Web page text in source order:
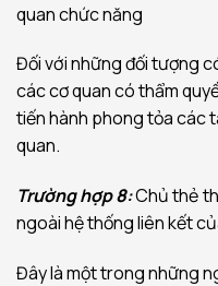
quan chức năng
Đối với những đối tượng
các cơ quan có thẩm
tiến hành phong tỏa các
quan.
Trường hợp 8:Chủ thẻ
ngoài hệ thống liên kết
Đây là một trong những